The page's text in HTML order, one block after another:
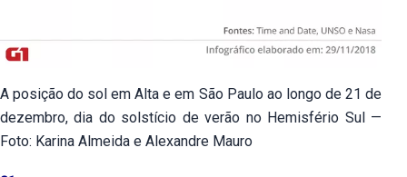
A posição do sol em Alta e em São Paulo ao longo de 21 de
dezembro, dia do solstício de verão no Hemisfério Sul —
Foto: Karina Almeida e Alexandre Mauro